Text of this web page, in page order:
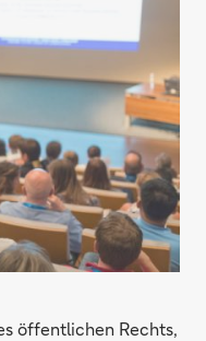
öffentlichen Rechts,